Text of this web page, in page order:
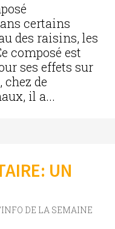
certains
des raisins, les
composé est
ses effets sur
de
il a...
UN
DE LA SEMAINE